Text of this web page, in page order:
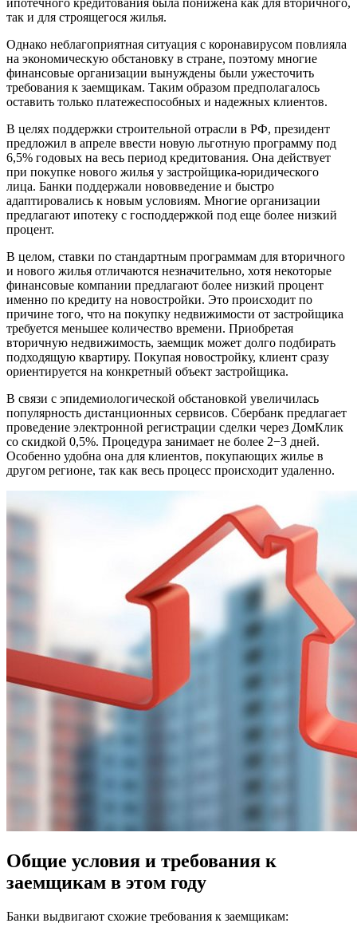
ипотечного кредитования была понижена как для вторичного,
так и для строящегося жилья.
Однако неблагоприятная ситуация с коронавирусом повлияла
на экономическую обстановку в стране, поэтому многие
финансовые организации вынуждены были ужесточить
требования к заемщикам. Таким образом предполагалось
оставить только платежеспособных и надежных клиентов.
В целях поддержки строительной отрасли в РФ, президент
предложил в апреле ввести новую льготную программу под
6,5% годовых на весь период кредитования. Она действует
при покупке нового жилья у застройщика-юридического
лица. Банки поддержали нововведение и быстро
адаптировались к новым условиям. Многие организации
предлагают ипотеку с господдержкой под еще более низкий
процент.
В целом, ставки по стандартным программам для вторичного
и нового жилья отличаются незначительно, хотя некоторые
финансовые компании предлагают более низкий процент
именно по кредиту на новостройки. Это происходит по
причине того, что на покупку недвижимости от застройщика
требуется меньшее количество времени. Приобретая
вторичную недвижимость, заемщик может долго подбирать
подходящую квартиру. Покупая новостройку, клиент сразу
ориентируется на конкретный объект застройщика.
В связи с эпидемиологической обстановкой увеличилась
популярность дистанционных сервисов. Сбербанк предлагает
проведение электронной регистрации сделки через ДомКлик
со скидкой 0,5%. Процедура занимает не более 2−3 дней.
Особенно удобна она для клиентов, покупающих жилье в
другом регионе, так как весь процесс происходит удаленно.
Общие условия и требования к
заемщикам в этом году
Банки выдвигают схожие требования к заемщикам: